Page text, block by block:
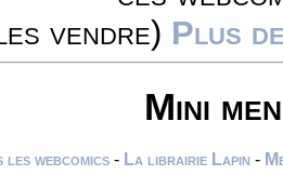
vendre) Plus
Mini
les webcomics - La librairie Lapin -